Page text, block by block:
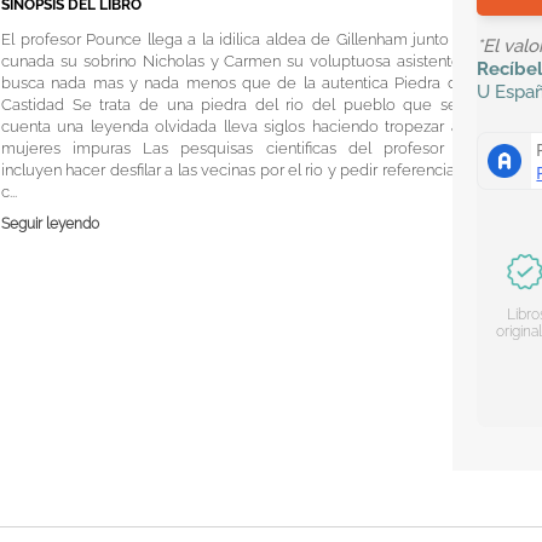
SINOPSIS DEL LIBRO
El profesor Pounce llega a la idilica aldea de Gillenham junto a su
cunada su sobrino Nicholas y Carmen su voluptuosa asistente en
busca nada mas y nada menos que de la autentica Piedra de la
Castidad Se trata de una piedra del rio del pueblo que segun
cuenta una leyenda olvidada lleva siglos haciendo tropezar a las
mujeres impuras Las pesquisas cientificas del profesor que
incluyen hacer desfilar a las vecinas por el rio y pedir referencias de
c...
Seguir leyendo
*El
U